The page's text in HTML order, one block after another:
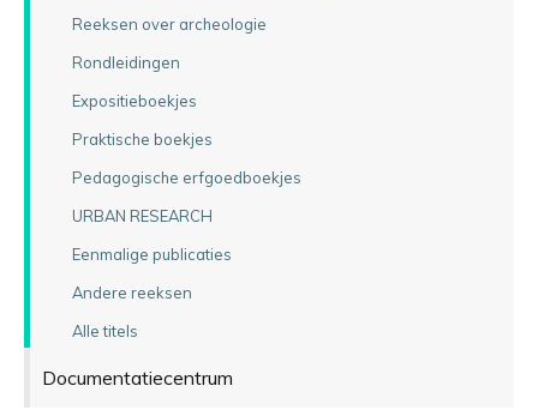
Reeksen over archeologie
Rondleidingen
Expositieboekjes
Praktische boekjes
Pedagogische erfgoedboekjes
URBAN RESEARCH
Eenmalige publicaties
Andere reeksen
Alle titels
Documentatiecentrum